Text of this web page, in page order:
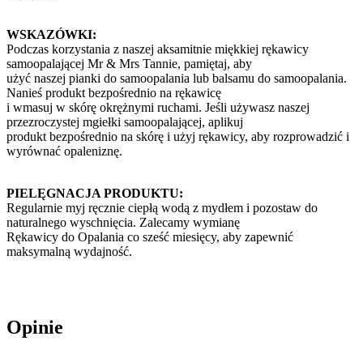
WSKAZÓWKI:
Podczas korzystania z naszej aksamitnie miękkiej rękawicy
samoopalającej Mr & Mrs Tannie, pamiętaj, aby
użyć naszej pianki do samoopalania lub balsamu do samoopalania.
Nanieś produkt bezpośrednio na rękawicę
i wmasuj w skórę okrężnymi ruchami. Jeśli używasz naszej
przezroczystej mgiełki samoopalającej, aplikuj
produkt bezpośrednio na skórę i użyj rękawicy, aby rozprowadzić i
wyrównać opaleniznę.
PIELĘGNACJA PRODUKTU:
Regularnie myj ręcznie ciepłą wodą z mydłem i pozostaw do
naturalnego wyschnięcia. Zalecamy wymianę
Rękawicy do Opalania co sześć miesięcy, aby zapewnić
maksymalną wydajność.
Opinie